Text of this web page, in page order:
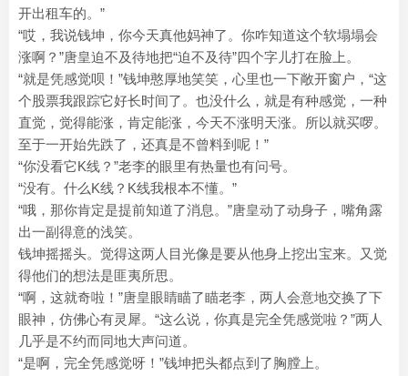
开出租车的。”
“哎，我说钱坤，你今天真他妈神了。你咋知道这个软塌塌会
涨啊？”唐皇迫不及待地把“迫不及待”四个字儿打在脸上。
“就是凭感觉呗！”钱坤憨厚地笑笑，心里也一下敞开窗户，“这
个股票我跟踪它好长时间了。也没什么，就是有种感觉，一种
直觉，觉得能涨，肯定能涨，今天不涨明天涨。所以就买啰。
至于一开始先跌了，还真是不曾料到呢！”
“你没看它K线？”老李的眼里有热量也有问号。
“没有。什么K线？K线我根本不懂。”
“哦，那你肯定是提前知道了消息。”唐皇动了动身子，嘴角露
出一副得意的浅笑。
钱坤摇摇头。觉得这两人目光像是要从他身上挖出宝来。又觉
得他们的想法是匪夷所思。
“啊，这就奇啦！”唐皇眼睛瞄了瞄老李，两人会意地交换了下
眼神，仿佛心有灵犀。“这么说，你真是完全凭感觉啦？”两人
几乎是不约而同地大声问道。
“是啊，完全凭感觉呀！”钱坤把头都点到了胸膛上。